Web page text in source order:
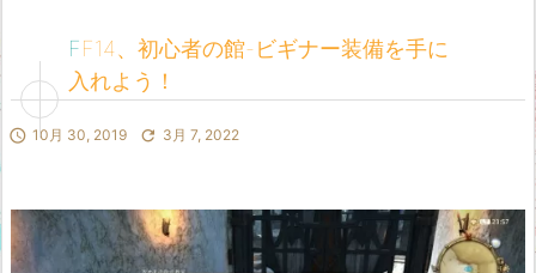
FF14、初心者の館-ビギナー装備を手に
入れよう！
 10月 30, 2019  3月 7, 2022